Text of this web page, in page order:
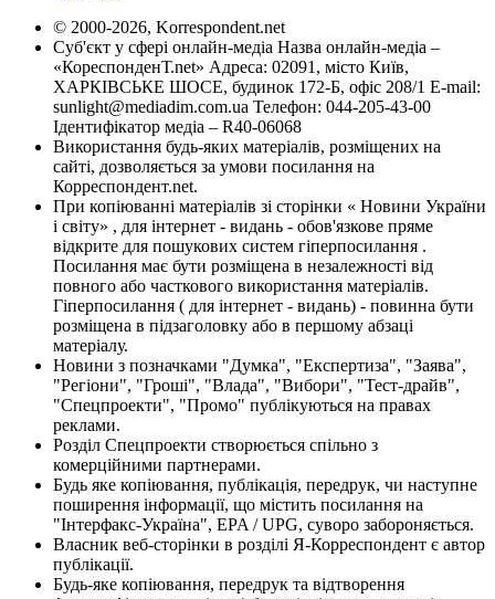
© 2000-2026, Korrespondent.net
Суб'єкт у сфері онлайн-медіа Назва онлайн-медіа –
«КореспонденТ.net» Адреса: 02091, місто Київ,
ХАРКІВСЬКЕ ШОСЕ, будинок 172-Б, офіс 208/1 E-mail:
sunlight@mediadim.com.ua Телефон: 044-205-43-00
Ідентифікатор медіа – R40-06068
Використання будь-яких матеріалів, розміщених на
сайті, дозволяється за умови посилання на
Корреспондент.net.
При копіюванні матеріалів зі сторінки « Новини України
і світу» , для інтернет - видань - обов'язкове пряме
відкрите для пошукових систем гіперпосилання .
Посилання має бути розміщена в незалежності від
повного або часткового використання матеріалів.
Гіперпосилання ( для інтернет - видань) - повинна бути
розміщена в підзаголовку або в першому абзаці
матеріалу.
Новини з позначками "Думка", "Експертиза", "Заява",
"Регіони", "Гроші", "Влада", "Вибори", "Тест-драйв",
"Спецпроекти", "Промо" публікуються на правах
реклами.
Розділ Спецпроекти створюється спільно з
комерційними партнерами.
Будь яке копіювання, публікація, передрук, чи наступне
поширення інформації, що містить посилання на
"Інтерфакс-Україна", EPA / UPG, суворо забороняється.
Власник веб-сторінки в розділі Я-Корреспондент є автор
публікації.
Будь-яке копіювання, передрук та відтворення